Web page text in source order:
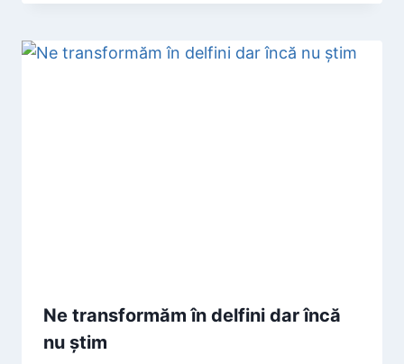
Ne transformăm în delfini dar încă
nu știm